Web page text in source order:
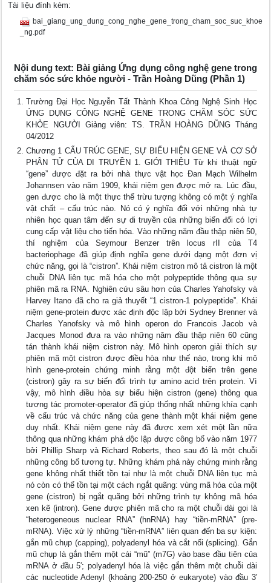
Tài liệu đính kèm:
bai_giang_ung_dung_cong_nghe_gene_trong_cham_soc_suc_khoe
_ng.pdf
Nội dung text: Bài giảng Ứng dụng công nghệ gene trong
chăm sóc sức khỏe người - Trần Hoàng Dũng (Phần 1)
Trường Đại Học Nguyễn Tất Thành Khoa Công Nghệ Sinh Học
ỨNG DỤNG CÔNG NGHỆ GENE TRONG CHĂM SÓC SỨC
KHỎE NGƯỜI Giảng viên: TS. TRẦN HOÀNG DŨNG Tháng
04/2012
Chương 1 CẤU TRÚC GENE, SỰ BIỂU HIỆN GENE VÀ CƠ SỞ
PHÂN TỬ CỦA DI TRUYỀN 1. GIỚI THIỆU Từ khi thuật ngữ
“gene” được đặt ra bởi nhà thực vật học Đan Mạch Wilhelm
Johannsen vào năm 1909, khái niệm gen được mở ra. Lúc đầu,
gen được cho là một thực thể trừu tượng không có một ý nghĩa
vật chất – cấu trúc nào. Nó có ý nghĩa đối với những nhà tự
nhiên học quan tâm đến sự di truyền của những biến đổi có lợi
cung cấp vật liệu cho tiến hóa. Vào những năm đầu thập niên 50,
thí nghiệm của Seymour Benzer trên locus rII của T4
bacteriophage đã giúp định nghĩa gene dưới dạng một đơn vị
chức năng, gọi là “cistron”. Khái niệm cistron mô tả cistron là một
chuỗi DNA liên tục mã hóa cho một polypeptide thông qua sự
phiên mã ra RNA. Nghiên cứu sâu hơn của Charles Yahofsky và
Harvey Itano đã cho ra giả thuyết “1 cistron-1 polypeptide”. Khái
niệm gene-protein được xác định độc lập bởi Sydney Brenner và
Charles Yanofsky và mô hình operon do Francois Jacob và
Jacques Monod đưa ra vào những năm đầu thập niên 60 cũng
tán thành khái niệm cistron này. Mô hình operon giải thích sự
phiên mã một cistron được điều hòa như thế nào, trong khi mô
hình gene-protein chứng minh rằng một đột biến trên gene
(cistron) gây ra sự biến đổi trình tự amino acid trên protein. Vì
vậy, mô hình điều hòa sự biểu hiện cistron (gene) thông qua
tương tác promoter-operator đã giúp thống nhất những khía cạnh
về cấu trúc và chức năng của gene thành một khái niệm gene
duy nhất. Khái niệm gene này đã được xem xét một lần nữa
thông qua những khám phá độc lập được công bố vào năm 1977
bởi Phillip Sharp và Richard Roberts, theo sau đó là một chuỗi
những công bố tương tự. Những khám phá này chứng minh rằng
gene không nhất thiết tồn tại như là một chuỗi DNA liên tục mà
nó còn có thể tồn tại một cách ngắt quãng: vùng mã hóa của một
gene (cistron) bị ngắt quãng bởi những trình tự không mã hóa
xen kẽ (intron). Gene được phiên mã cho ra một chuỗi dài gọi là
“heterogeneous nuclear RNA” (hnRNA) hay “tiền-mRNA” (pre-
mRNA). Việc xử lý những “tiền-mRNA” liên quan đến ba sự kiện:
gắn mũ chụp (capping), polyadenyl hóa và cắt nối (splicing). Gắn
mũ chụp là gắn thêm một cái “mũ” (m7G) vào base đầu tiên của
mRNA ở đầu 5′; polyadenyl hóa là việc gắn thêm một chuỗi dài
các nucleotide Adenyl (khoảng 200-250 ở eukaryote) vào đầu 3′